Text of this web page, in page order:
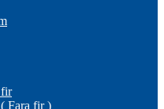
fir
Fara fir )